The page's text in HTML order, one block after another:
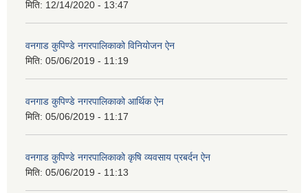
मिति: 12/14/2020 - 13:47
वनगाड कुपिण्डे नगरपालिकाको विनियोजन ऐन
मिति: 05/06/2019 - 11:19
वनगाड कुपिण्डे नगरपालिकाको आर्थिक ऐन
मिति: 05/06/2019 - 11:17
वनगाड कुपिण्डे नगरपालिकाको कृषि व्यवसाय प्रबर्दन ऐन
मिति: 05/06/2019 - 11:13